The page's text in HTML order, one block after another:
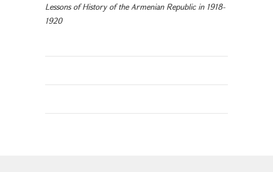
Lessons of History of the Armenian Republic in 1918-
1920